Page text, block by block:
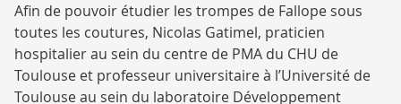
Afin de pouvoir étudier les trompes de Fallope sous
toutes les coutures, Nicolas Gatimel, praticien
hospitalier au sein du centre de PMA du CHU de
Toulouse et professeur universitaire à l’Université de
Toulouse au sein du laboratoire Développement